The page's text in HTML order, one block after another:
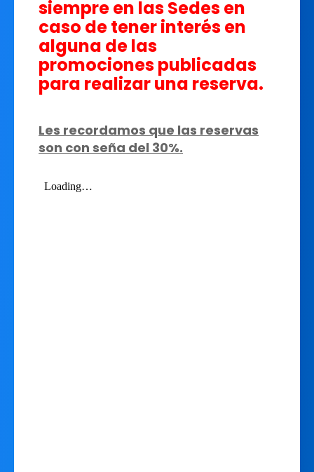
siempre en las Sedes en
caso de tener interés en
alguna de las
promociones publicadas
para realizar una reserva.
Les recordamos que las reservas
son con seña del 30%.